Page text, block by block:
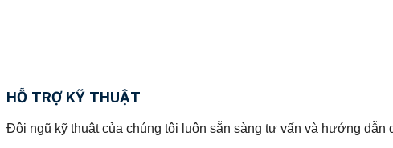
HỖ TRỢ KỸ THUẬT
Đội ngũ kỹ thuật của chúng tôi luôn sẵn sàng tư vấn và hướng